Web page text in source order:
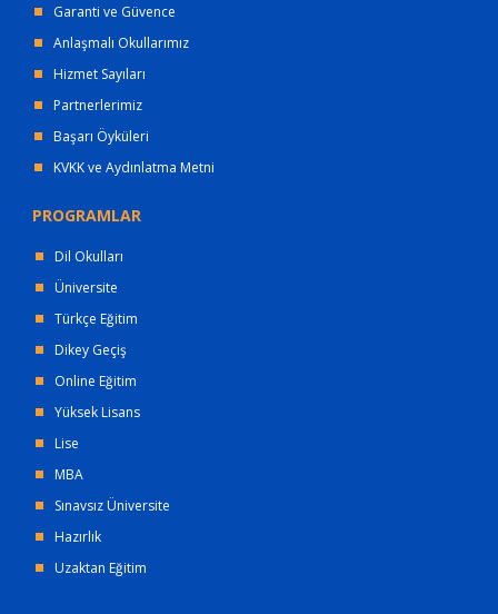
Garanti ve Güvence
Anlaşmalı Okullarımız
Hizmet Sayıları
Partnerlerimiz
Başarı Öyküleri
KVKK ve Aydınlatma Metni
PROGRAMLAR
Dil Okulları
Üniversite
Türkçe Eğitim
Dikey Geçiş
Online Eğitim
Yüksek Lisans
Lise
MBA
Sınavsız Üniversite
Hazırlık
Uzaktan Eğitim